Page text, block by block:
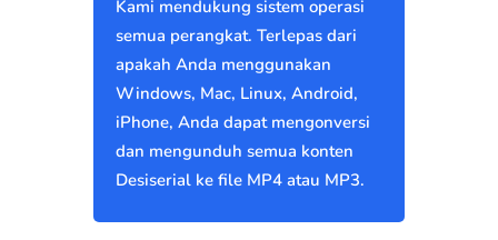
Kami mendukung sistem operasi
semua perangkat. Terlepas dari
apakah Anda menggunakan
Windows, Mac, Linux, Android,
iPhone, Anda dapat mengonversi
dan mengunduh semua konten
Desiserial ke file MP4 atau MP3.